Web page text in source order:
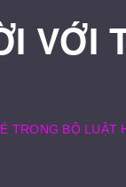
VỚI
TRONG BỘ LUẬT